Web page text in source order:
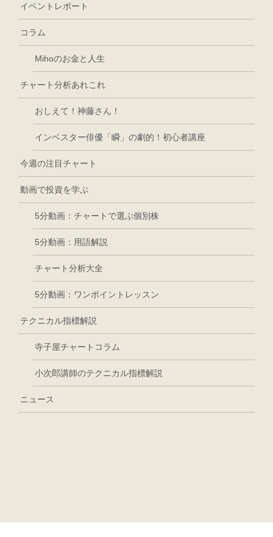
イベントレポート
コラム
Mihoのお金と人生
チャート分析あれこれ
おしえて！神藤さん！
インベスター俳優「瞬」の劇的！初心者講座
今週の注目チャート
動画で投資を学ぶ
5分動画：チャートで選ぶ個別株
5分動画：用語解説
チャート分析大全
5分動画：ワンポイントレッスン
テクニカル指標解説
寺子屋チャートコラム
小次郎講師のテクニカル指標解説
ニュース